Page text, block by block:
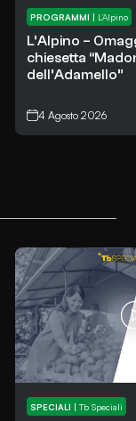
PROGRAMMI L’Alpino
L’Alpino –
chiesetta
dell’Adamello”
4 Agosto 2026
SPECIALI | Tb Speciali